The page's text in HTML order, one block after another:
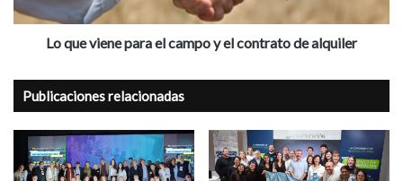
contrato
Lo que viene para el campo y el contrato de alquiler
Publicaciones relacionadas